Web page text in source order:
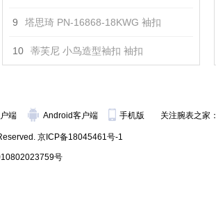
9 塔思琦 PN-16868-18KWG 袖扣
10 蒂芙尼 小鸟造型袖扣 袖扣
端 Android客户端 手机版 关注腕表之家：
京ICP备18045461号-1
号